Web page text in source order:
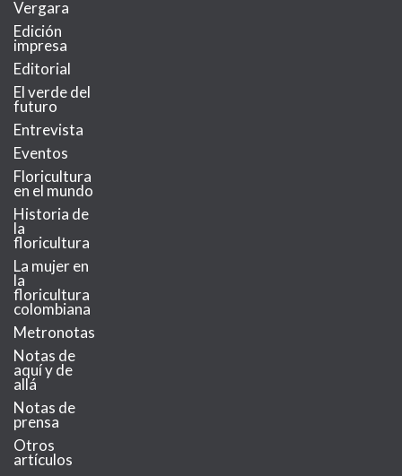
Vergara
Edición
impresa
Editorial
El verde del
futuro
Entrevista
Eventos
Floricultura
en el mundo
Historia de
la
floricultura
La mujer en
la
floricultura
colombiana
Metronotas
Notas de
aquí y de
allá
Notas de
prensa
Otros
artículos